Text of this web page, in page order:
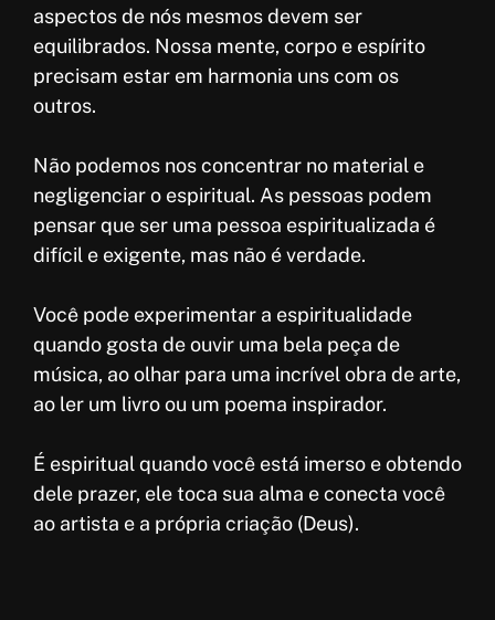
aspectos de nós mesmos devem ser
equilibrados. Nossa mente, corpo e espírito
precisam estar em harmonia uns com os
outros.
Não podemos nos concentrar no material e
negligenciar o espiritual. As pessoas podem
pensar que ser uma pessoa espiritualizada é
difícil e exigente, mas não é verdade.
Você pode experimentar a espiritualidade
quando gosta de ouvir uma bela peça de
música, ao olhar para uma incrível obra de arte,
ao ler um livro ou um poema inspirador.
É espiritual quando você está imerso e obtendo
dele prazer, ele toca sua alma e conecta você
ao artista e a própria criação (Deus).